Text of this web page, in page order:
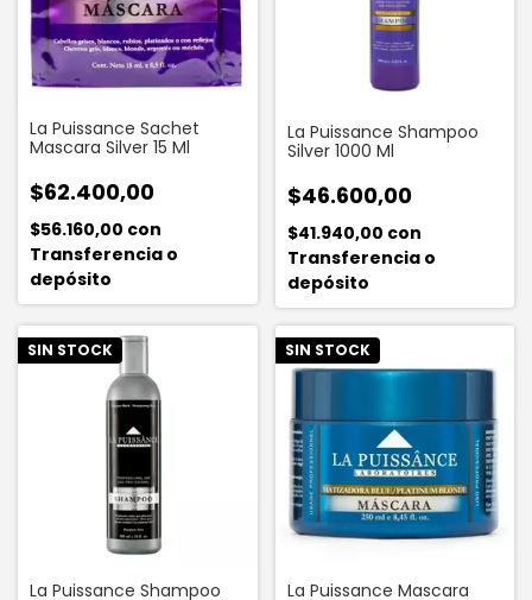
La Puissance Sachet
Mascara Silver 15 Ml
$62.400,00
$56.160,00 con
Transferencia o
depósito
La Puissance Shampoo
Silver 1000 Ml
$46.600,00
$41.940,00 con
Transferencia o
depósito
SIN STOCK
La Puissance Shampoo
SIN STOCK
La Puissance Mascara